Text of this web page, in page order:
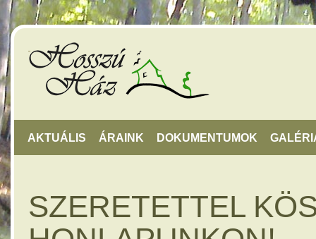
AKTUÁLIS ÁRAINK DOKUMENTUMOK
SZERETETTEL